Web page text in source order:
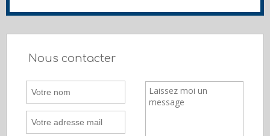
Nous contacter